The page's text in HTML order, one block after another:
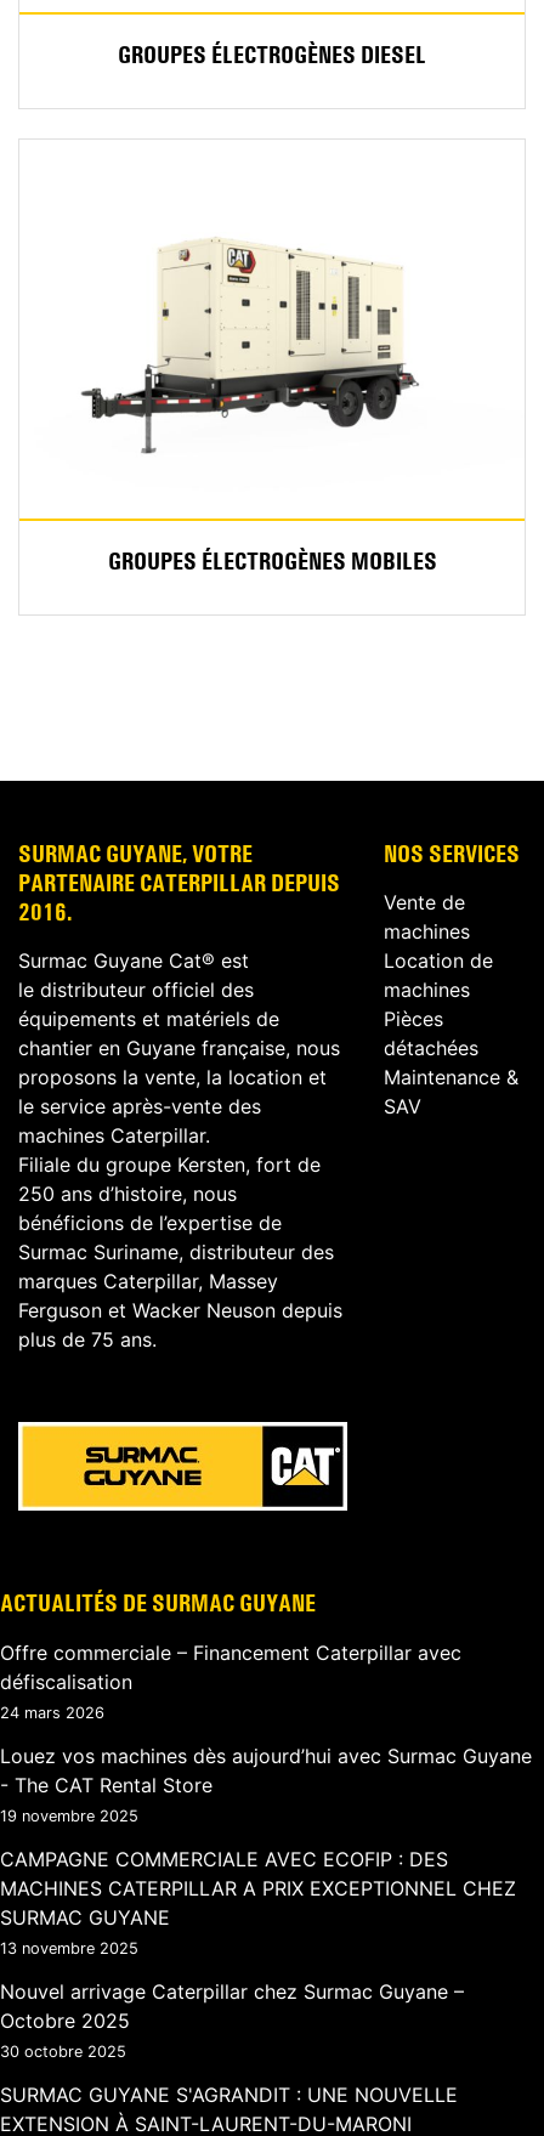
GROUPES ÉLECTROGÈNES DIESEL
GROUPES ÉLECTROGÈNES MOBILES
SURMAC GUYANE, VOTRE
PARTENAIRE CATERPILLAR DEPUIS
2016.
Surmac Guyane Cat® est
le distributeur officiel des
équipements et matériels de
chantier en Guyane française, nous
proposons la vente, la location et
le service après-vente des
machines Caterpillar.
Filiale du groupe Kersten, fort de
250 ans d’histoire, nous
bénéficions de l’expertise de
Surmac Suriname, distributeur des
marques Caterpillar, Massey
Ferguson et Wacker Neuson depuis
plus de 75 ans.
NOS SERVICES
Vente de
machines
Location de
machines
Pièces
détachées
Maintenance &
SAV
ACTUALITÉS DE SURMAC GUYANE
Offre commerciale – Financement Caterpillar avec
défiscalisation
24 mars 2026
Louez vos machines dès aujourd’hui avec Surmac Guyane
- The CAT Rental Store
19 novembre 2025
CAMPAGNE COMMERCIALE AVEC ECOFIP : DES
MACHINES CATERPILLAR A PRIX EXCEPTIONNEL CHEZ
SURMAC GUYANE
13 novembre 2025
Nouvel arrivage Caterpillar chez Surmac Guyane –
Octobre 2025
30 octobre 2025
SURMAC GUYANE S'AGRANDIT : UNE NOUVELLE
EXTENSION À SAINT-LAURENT-DU-MARONI